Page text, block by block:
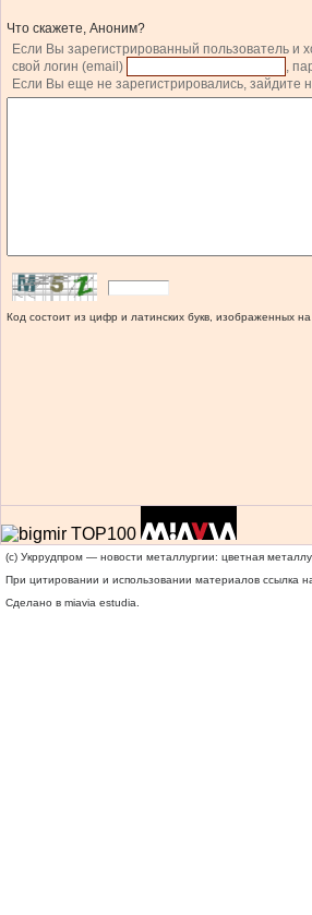
Что скажете, Аноним?
Если Вы зарегистрированный пользователь и
свой логин (email)
,
Если Вы еще не зарегистрировались, зайдите
Код состоит из цифр и латинских букв, изображенных на
(c) Укррудпром — новости металлургии: цветная
При цитировании и использовании материалов ссылка
Сделано в miavia estudia.